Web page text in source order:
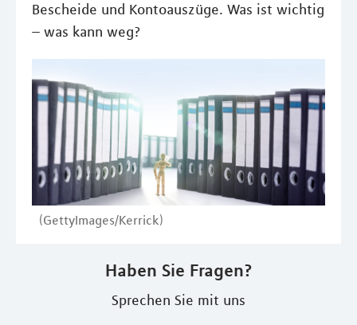
Bescheide und Kontoauszüge. Was ist wichtig
– was kann weg?
(GettyImages/Kerrick)
Haben Sie Fragen?
Sprechen Sie mit uns